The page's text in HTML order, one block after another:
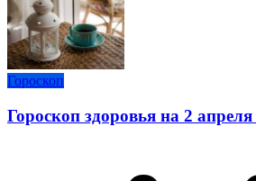
Гороскоп
Гороскоп здоровья на 2 апреля